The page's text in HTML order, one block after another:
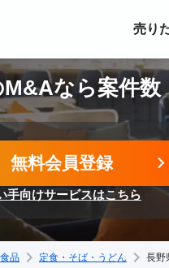
売り
なら案件
無料会員登録
手向けサービスはこちら
品 定食・そば・うどん 長野